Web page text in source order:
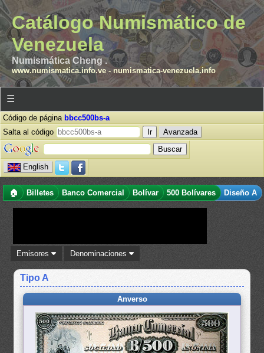
Catálogo Numismático de
Venezuela
Numismática Cheng .
www.numismatica.info.ve- numismatica-venezuela.info
☰
Código de página bbcc500bs-a
Salta al código
Avanzada
English
🏠 Billetes Banco Comercial Bolívar 500 Bolívares Diseño A
Emisores Denominaciones
Tipo A
Anverso